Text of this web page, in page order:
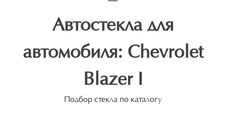
Автостекла для
автомобиля: Chevrolet
Blazer I
Подбор стекла по каталогу